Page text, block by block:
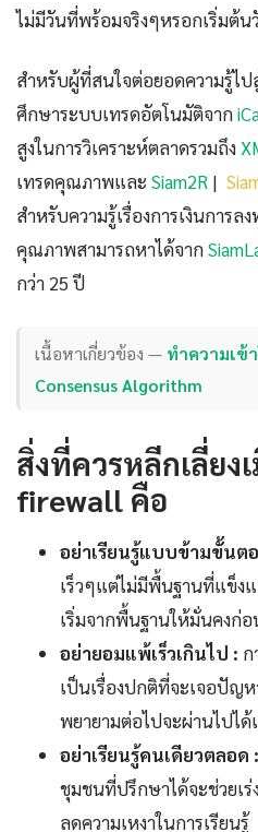
ไม่มีวันที่พร้อมจริงๆหรอกเริ่มต้น
สำหรับผู้ที่สนใจต่อยอดความรู้ไป
ศึกษาระบบเทรดอัตโนมัติจาก
สูงในการวิเคราะห์ตลาดรวมถึง
เทรดคุณภาพและ Siam2R |
สำหรับความรู้เรื่องการเงินการ
คุณภาพสามารถหาได้จาก
กว่า 25 ปี
เนื้อหาเกี่ยวข้อง — ทำความเข้
Consensus Algorithm
สิ่งที่ควรหลีกเลี่ยง
firewall คือ
อย่าเรียนรู้แบบข้ามขั้นต
เร็วๆแต่ไม่มีพื้นฐานที่แข็ง
เริ่มจากพื้นฐานให้มั่นคงก่
อย่ายอมแพ้เร็วเกินไป : ก
เป็นเรื่องปกติที่จะเจอปัญ
พยายามต่อไปจะผ่านไปไ
อย่าเรียนรู้คนเดียวตลอด :
ชุมชนที่ปรึกษาได้จะช่วยเร่
ลดความเหงาในการเรียนรู้